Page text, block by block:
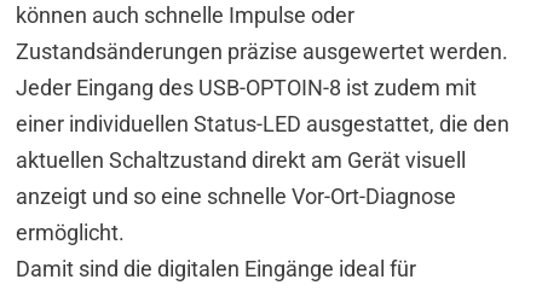
können auch schnelle Impulse oder
Zustandsänderungen präzise ausgewertet werden.
Jeder Eingang des USB-OPTOIN-8 ist zudem mit
einer individuellen Status-LED ausgestattet, die den
aktuellen Schaltzustand direkt am Gerät visuell
anzeigt und so eine schnelle Vor-Ort-Diagnose
ermöglicht.
Damit sind die digitalen Eingänge ideal für